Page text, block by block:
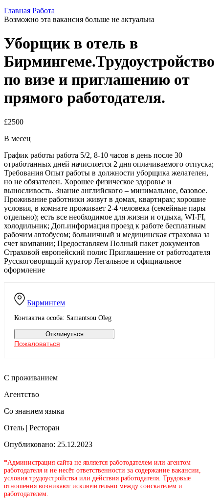
Главная Работа
Возможно эта вакансия больше не актуальна
Уборщик в отель в
Бирмингеме.Трудоустройство
по визе и приглашению от
прямого работодателя.
£2500
В месец
Бирмингем
Контактна особа: Samantsou Oleg
Отклинуться
Пожаловаться
График работы работа 5/2, 8-10 часов в день после 30
отработанных дней начисляется 2 дня оплачиваемого отпуска;
Требования Опыт работы в должности уборщика желателен,
но не обязателен. Хорошее физическое здоровье и
выносливость. Знание английского – минимальное, базовое.
Проживание работники живут в домах, квартирах; хорошие
условия, в комнате проживает 2-4 человека (семейные пары
отдельно); есть все необходимое для жизни и отдыха, WI-FI,
холодильник; Доп.информация проезд к работе бесплатным
рабочим автобусом; больничный и медицинская страховка за
счет компании; Предоставляем Полный пакет документов
Страховой европейский полис Приглашение от работодателя
Русскоговорящий куратор Легальное и официальное
оформление
С проживанием
Агентство
Со знанием языка
Отель | Ресторан
Опубликовано: 25.12.2023
*Администрация сайта не является работодателем или агентом
работодателя и не несёт ответственности за содержание вакансии,
условия трудоустройства или действия работодателя. Трудовые
отношения возникают исключительно между соискателем и
работодателем.